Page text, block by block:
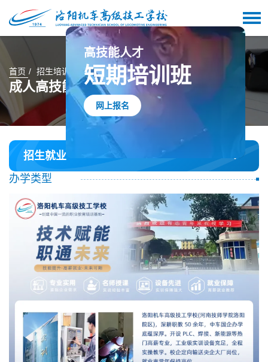
首页 招生培训 成人高技能人才短期班 办学类型
成人高技能人才短期班
招生就业
办学类型
高技能人才
短期培训班
网上报名